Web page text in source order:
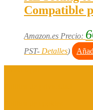
Compatible
Amazon.es Precio:
PST- Detalles)